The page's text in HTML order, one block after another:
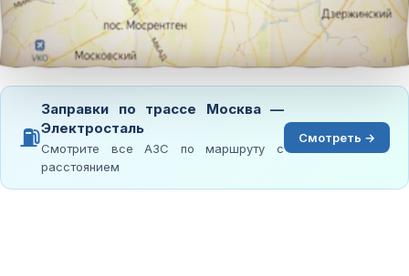
⛽
Заправки по трассе Москва —
Электросталь
Смотрите все АЗС по маршруту с
расстоянием
Смотреть →